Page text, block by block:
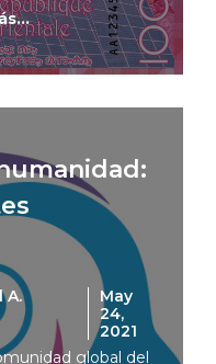
A.
May
24,
2021
global del